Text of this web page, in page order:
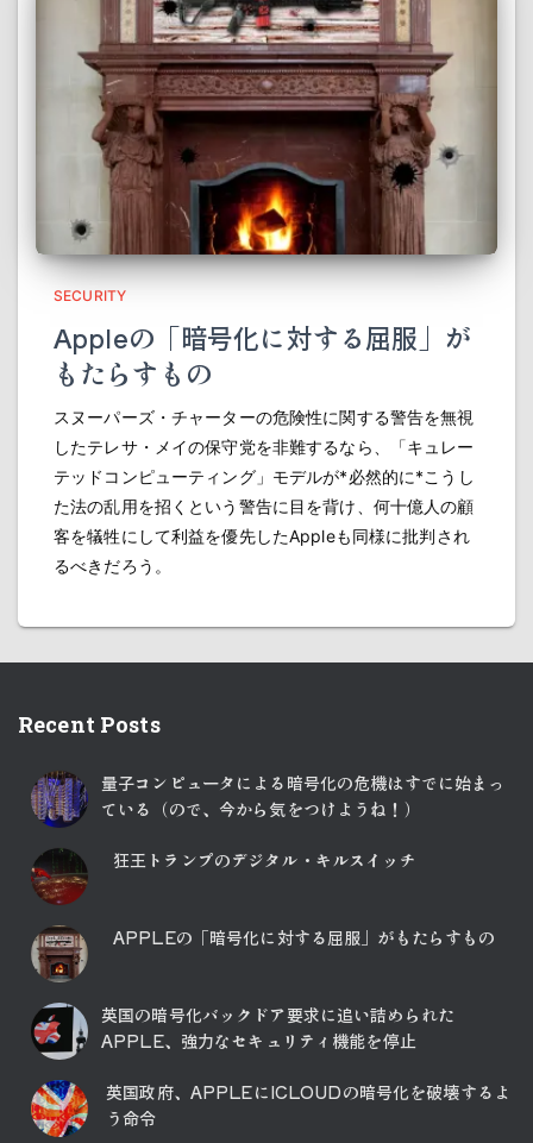
SECURITY
Appleの「暗号化に対する屈服」が
もたらすもの
スヌーパーズ・チャーターの危険性に関する警告を無視
したテレサ・メイの保守党を非難するなら、「キュレー
テッドコンピューティング」モデルが*必然的に*こうし
た法の乱用を招くという警告に目を背け、何十億人の顧
客を犠牲にして利益を優先したAppleも同様に批判され
るべきだろう。
Recent Posts
量子コンピュータによる暗号化の危機はすでに始まっ
ている（ので、今から気をつけようね！）
狂王トランプのデジタル・キルスイッチ
APPLEの「暗号化に対する屈服」がもたらすもの
英国の暗号化バックドア要求に追い詰められた
APPLE、強力なセキュリティ機能を停止
英国政府、APPLEにICLOUDの暗号化を破壊するよ
う命令